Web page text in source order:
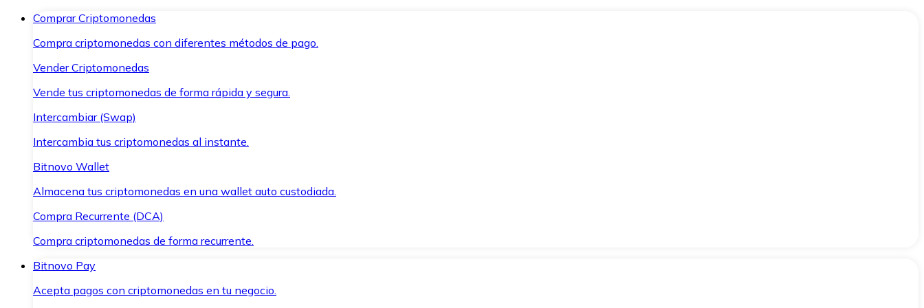
Comprar Criptomonedas
Compra criptomonedas con diferentes métodos de pago.
Vender Criptomonedas
Vende tus criptomonedas de forma rápida y segura.
Intercambiar (Swap)
Intercambia tus criptomonedas al instante.
Bitnovo Wallet
Almacena tus criptomonedas en una wallet auto custodiada.
Compra Recurrente (DCA)
Compra criptomonedas de forma recurrente.
Bitnovo Pay
Acepta pagos con criptomonedas en tu negocio.